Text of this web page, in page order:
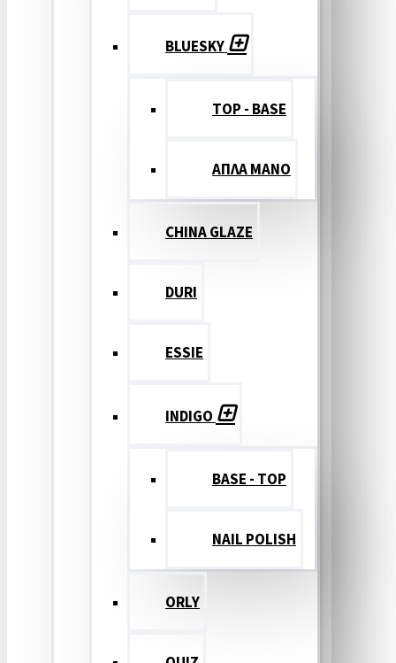
BLUESKY
TOP - BASE
ΑΠΛΑ ΜΑΝΟ
CHINA GLAZE
DURI
ESSIE
INDIGO
BASE - TOP
NAIL POLISH
ORLY